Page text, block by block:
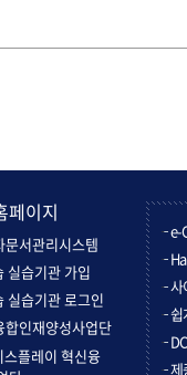
페이지
문서관리시스템
실습기관 가입
실습기관 로그인
합인재양성사업단
플레이 혁신융
e-
쉽
제